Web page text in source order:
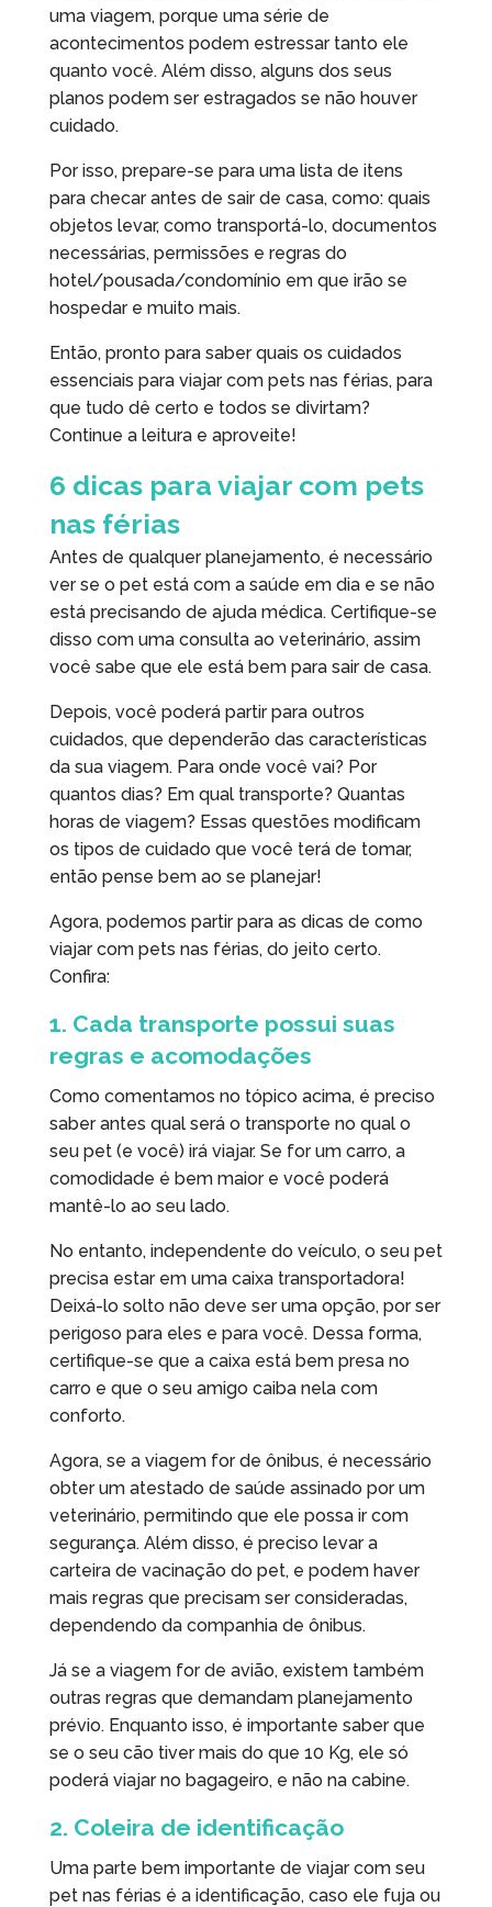
uma viagem, porque uma série de
acontecimentos podem estressar tanto ele
quanto você. Além disso, alguns dos seus
planos podem ser estragados se não houver
cuidado.
Por isso, prepare-se para uma lista de itens
para checar antes de sair de casa, como: quais
objetos levar, como transportá-lo, documentos
necessárias, permissões e regras do
hotel/pousada/condomínio em que irão se
hospedar e muito mais.
Então, pronto para saber quais os cuidados
essenciais para viajar com pets nas férias, para
que tudo dê certo e todos se divirtam?
Continue a leitura e aproveite!
6 dicas para viajar com pets
nas férias
Antes de qualquer planejamento, é necessário
ver se o pet está com a saúde em dia e se não
está precisando de ajuda médica. Certifique-se
disso com uma consulta ao veterinário, assim
você sabe que ele está bem para sair de casa.
Depois, você poderá partir para outros
cuidados, que dependerão das características
da sua viagem. Para onde você vai? Por
quantos dias? Em qual transporte? Quantas
horas de viagem? Essas questões modificam
os tipos de cuidado que você terá de tomar,
então pense bem ao se planejar!
Agora, podemos partir para as dicas de como
viajar com pets nas férias, do jeito certo.
Confira:
1. Cada transporte possui suas
regras e acomodações
Como comentamos no tópico acima, é preciso
saber antes qual será o transporte no qual o
seu pet (e você) irá viajar. Se for um carro, a
comodidade é bem maior e você poderá
mantê-lo ao seu lado.
No entanto, independente do veículo, o seu pet
precisa estar em uma caixa transportadora!
Deixá-lo solto não deve ser uma opção, por ser
perigoso para eles e para você. Dessa forma,
certifique-se que a caixa está bem presa no
carro e que o seu amigo caiba nela com
conforto.
Agora, se a viagem for de ônibus, é necessário
obter um atestado de saúde assinado por um
veterinário, permitindo que ele possa ir com
segurança. Além disso, é preciso levar a
carteira de vacinação do pet, e podem haver
mais regras que precisam ser consideradas,
dependendo da companhia de ônibus.
Já se a viagem for de avião, existem também
outras regras que demandam planejamento
prévio. Enquanto isso, é importante saber que
se o seu cão tiver mais do que 10 Kg, ele só
poderá viajar no bagageiro, e não na cabine.
2. Coleira de identificação
Uma parte bem importante de viajar com seu
pet nas férias é a identificação, caso ele fuja ou